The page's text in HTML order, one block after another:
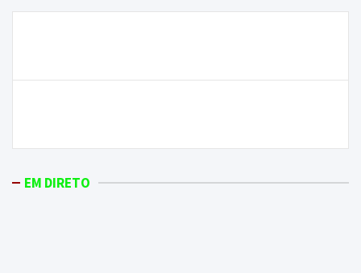
artigos
EM DIRETO